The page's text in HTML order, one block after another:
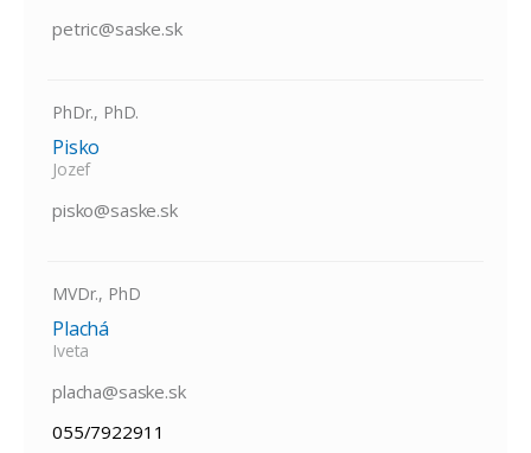
petric@saske.sk
PhDr., PhD.
Pisko
Jozef
pisko@saske.sk
MVDr., PhD
Plachá
Iveta
placha@saske.sk
055/7922911